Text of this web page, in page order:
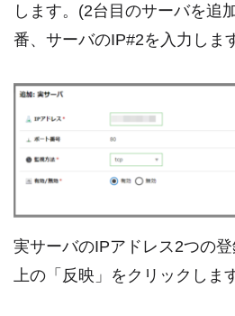
します。(2台目のサーバを追
番、サーバのIP#2を入力しま
実サーバのIPアドレス2つの
上の「反映」をクリックしま